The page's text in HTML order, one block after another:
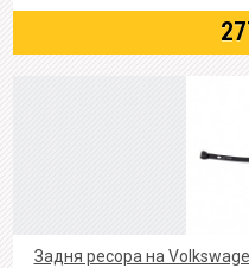
Задня ресора на